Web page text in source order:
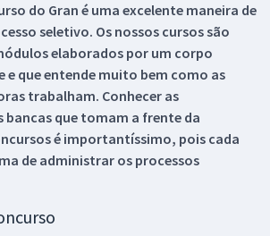
do Gran é uma excelente maneira de
seletivo. Os nossos cursos são
elaborados por um corpo
e que entende muito bem como as
trabalham. Conhecer as
bancas que tomam a frente da
é importantíssimo, pois cada
de administrar os processos